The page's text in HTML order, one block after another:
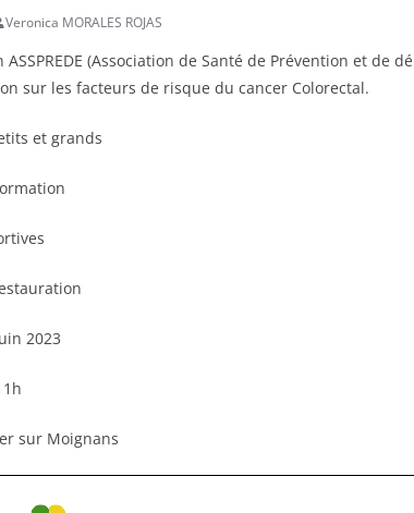
Veronica MORALES ROJAS
ASSPREDE (Association de Santé de Prévention et de
sur les facteurs de risque du cancer Colorectal.
et grands
2023
sur Moignans